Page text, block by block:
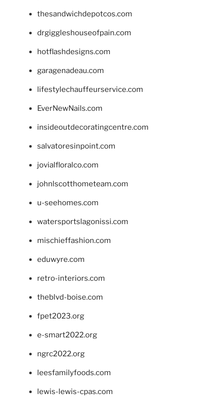
thesandwichdepotcos.com
drgiggleshouseofpain.com
hotflashdesigns.com
garagenadeau.com
lifestylechauffeurservice.com
EverNewNails.com
insideoutdecoratingcentre.com
salvatoresinpoint.com
jovialfloralco.com
johnlscotthometeam.com
u-seehomes.com
watersportslagonissi.com
mischieffashion.com
eduwyre.com
retro-interiors.com
theblvd-boise.com
fpet2023.org
e-smart2022.org
ngrc2022.org
leesfamilyfoods.com
lewis-lewis-cpas.com